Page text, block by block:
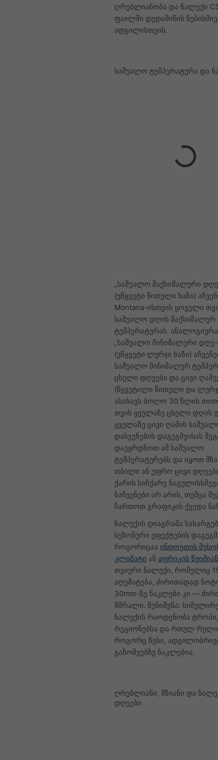
ღრუბლიანობა და ნალექი
ფაილში დედამიწის
ადგილისთვის.
საშუალო ტემპერატურა და
„საშუალო მაქსიმალური
(უწყვეტი წითელი ხაზი)
Montana-ისთვის ყოველი
საშუალო დღის მაქსიმალურ
ტემპერატურას.
„საშუალო მინიმალური
(უწყვეტი ლურჯი ხაზი)
საშუალო მინიმალურ
ცხელი დღეები და ცივი
(წყვეტილი წითელი და
ასახავს ბოლო 30 წლის
თვის ყველაზე ცხელი დღის
ყველაზე ცივი ღამის
დასვენების დაგეგმვისას
დაეყრდნოთ ამ საშუალო
ტემპერატურებს და იყოთ
თბილი ან უფრო ცივი
ქარის სიჩქარე
ნაჩვენები არ არის, თუმცა
ჩართოთ გრაფიკის ქვედა
ნალექის დიაგრამა
სეზონური ეფექტების
როგორიცაა ინდოეთის
კლიმატი ან აფრიკის
თვიური ნალექი, რომელიც
აღემატება, ძირითადად
30mm-ზე ნაკლები კი —
მშრალი. შენიშვნა:
ნალექის რაოდენობა
რეგიონებსა და რთულ
როგორც წესი,
გაზომვებზე ნაკლებია.
ღრუბლიანი, მზიანი და
დღეები